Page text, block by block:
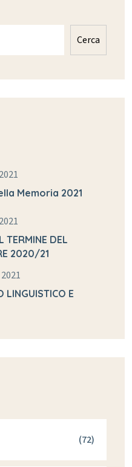
Cerca
Memoria 2021
TERMINE DEL
2020/21
LINGUISTICO E
(72)